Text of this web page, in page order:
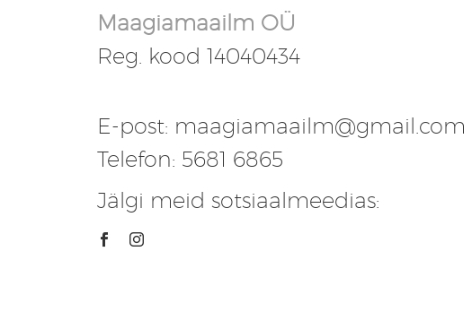
Maagiamaailm OÜ
Reg. kood 14040434
E-post: maagiamaailm@gmail.com
Telefon: 5681 6865
Jälgi meid sotsiaalmeedias: